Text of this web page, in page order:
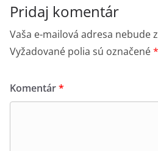
Pridaj komentár
Vaša e-mailová adresa nebude
Vyžadované polia sú označené*
Komentár*